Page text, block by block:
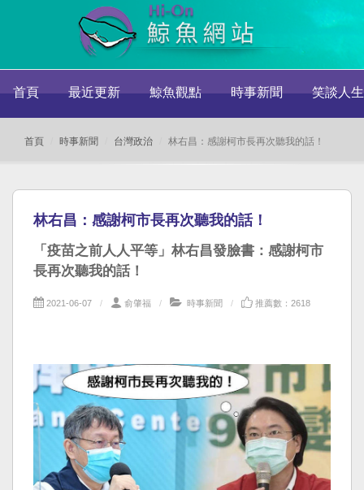
首頁 最近更新 鯨魚觀點 時事新聞 笑談人生
首頁 時事新聞 台灣政治 林右昌：感謝柯市長再次聽我的話！
林右昌：感謝柯市長再次聽我的話！
「疫苗之前人人平等」林右昌發臉書：感謝柯市
長再次聽我的話！
2021-06-07 俞肇福 時事新聞 推薦數：2618